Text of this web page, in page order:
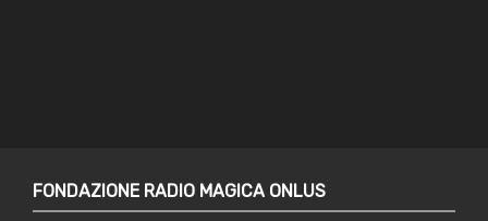
FONDAZIONE RADIO MAGICA ONLUS